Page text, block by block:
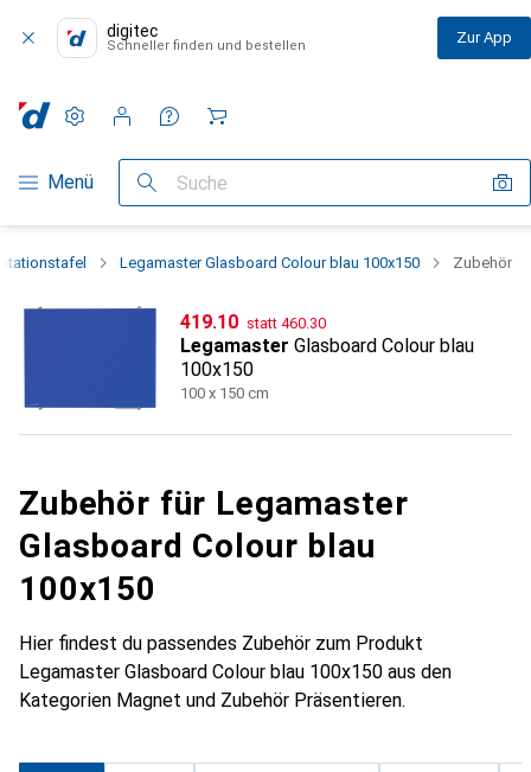
digitec
Schneller finden und bestellen Zur App
Navigation nach Kategorien
Menü Suche
Einstellungen
Kundenkonto
Vergleichslisten
Merklisten
Warenkorb
Legamaster Glasboard Colour blau 100x150 Zubehör
CHF
419.10 stattCHF
460.30
Legamaster Glasboard Colour blau
100x150
100 x 150 cm
Zubehör für Legamaster
Glasboard Colour blau
100x150
Hier findest du passendes Zubehör zum Produkt
Legamaster Glasboard Colour blau 100x150 aus den
Kategorien Magnet und Zubehör Präsentieren.